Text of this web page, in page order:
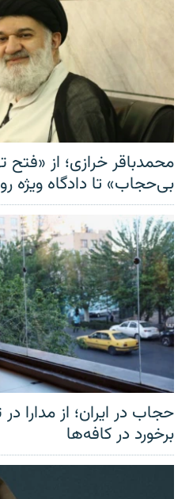
محمدباقر خرازی؛ از «فتح
بی‌حجاب» تا دادگاه ویژه
حجاب در ایران؛ از مدارا
برخورد در کافه‌ها